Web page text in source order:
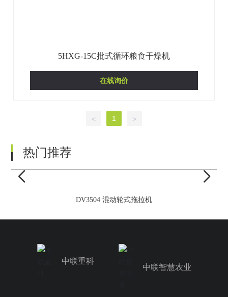
5HXG-15C批式循环粮食干燥机
在线询价
< 1 >
热门推荐
DV3504 混动轮式拖拉机
中联重科
中联智慧农业